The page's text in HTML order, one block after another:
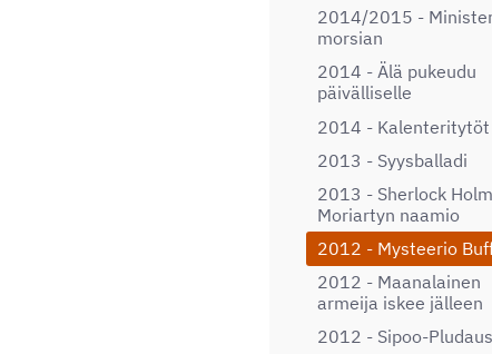
2014/2015 -
morsian
2014 - Älä pukeudu
päivälliselle
2014 - Kalenteritytöt
2013 - Syysballadi
2013 - Sherlock
Moriartyn naamio
2012 - Mysteerio
2012 - Maanalainen
armeija iskee jälleen
2012 - Sipoo-Pludaus